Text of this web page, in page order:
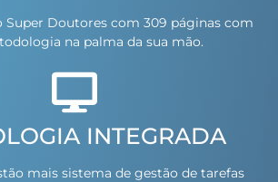
Super Doutores com 309 páginas com
na palma da sua mão.
INTEGRADA
mais sistema de gestão de tarefas